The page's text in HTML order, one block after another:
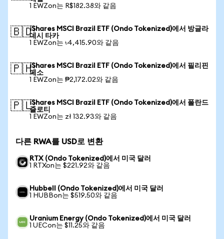
1 EWZon는 R$182.38와 같음
🇧🇩iShares MSCI Brazil ETF (Ondo Tokenized)에서 방글라
데시 타카
1 EWZon는 ৳4,415.90와 같음
🇵🇭iShares MSCI Brazil ETF (Ondo Tokenized)에서 필리핀
페소
1 EWZon는 ₱2,172.02와 같음
🇵🇱iShares MSCI Brazil ETF (Ondo Tokenized)에서 폴란드
즐로티
1 EWZon는 zł 132.93와 같음
다른 RWA를 USD로 변환
RTX (Ondo Tokenized)에서 미국 달러
1 RTXon는 $221.92와 같음
Hubbell (Ondo Tokenized)에서 미국 달러
1 HUBBon는 $519.50와 같음
Uranium Energy (Ondo Tokenized)에서 미국 달러
1 UECon는 $11.25와 같음